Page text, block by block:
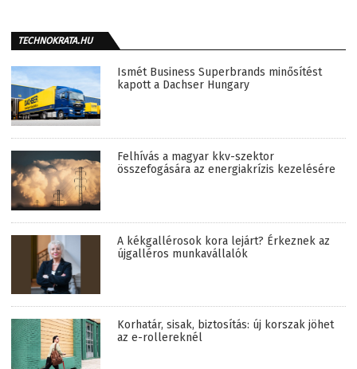
TECHNOKRATA.HU
Ismét Business Superbrands minősítést
kapott a Dachser Hungary
Felhívás a magyar kkv-szektor
összefogására az energiakrízis kezelésére
A kékgallérosok kora lejárt? Érkeznek az
újgalléros munkavállalók
Korhatár, sisak, biztosítás: új korszak jöhet
az e-rollereknél